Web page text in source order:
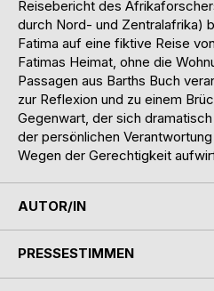
Reisebericht des
durch Nord- und Zentralafrika)
Fatima auf eine fiktive Reise
Fatimas Heimat, ohne die
Passagen aus Barths Buch
zur Reflexion und zu einem
Gegenwart, der sich
der persönlichen
Wegen der Gerechtigkeit
AUTOR/IN
PRESSESTIMMEN